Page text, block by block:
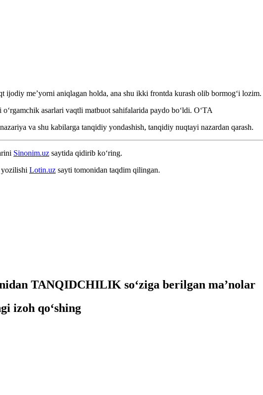
ijodiy meʼyorni aniqlagan holda, ana shu ikki frontda kurash olib bormogʻi lozim.
asarlari vaqtli matbuot sahifalarida paydo boʻldi. OʻTA
va shu kabilarga tanqidiy yondashish, tanqidiy nuqtayi nazardan qarash.
Sinonim.uz saytida qidirib ko‘ring.
Lotin.uz sayti tomonidan taqdim qilingan.
TANQIDCHILIK so‘ziga berilgan ma’nolar
izoh qo‘shing